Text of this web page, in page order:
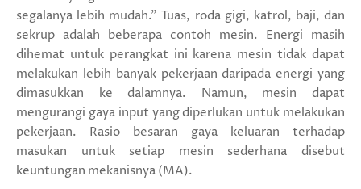
segalanya lebih mudah." Tuas, roda gigi, katrol, baji, dan
sekrup adalah beberapa contoh mesin. Energi masih
dihemat untuk perangkat ini karena mesin tidak dapat
melakukan lebih banyak pekerjaan daripada energi yang
dimasukkan ke dalamnya. Namun, mesin dapat
mengurangi gaya input yang diperlukan untuk melakukan
pekerjaan. Rasio besaran gaya keluaran terhadap
masukan untuk setiap mesin sederhana disebut
keuntungan mekanisnya (MA).